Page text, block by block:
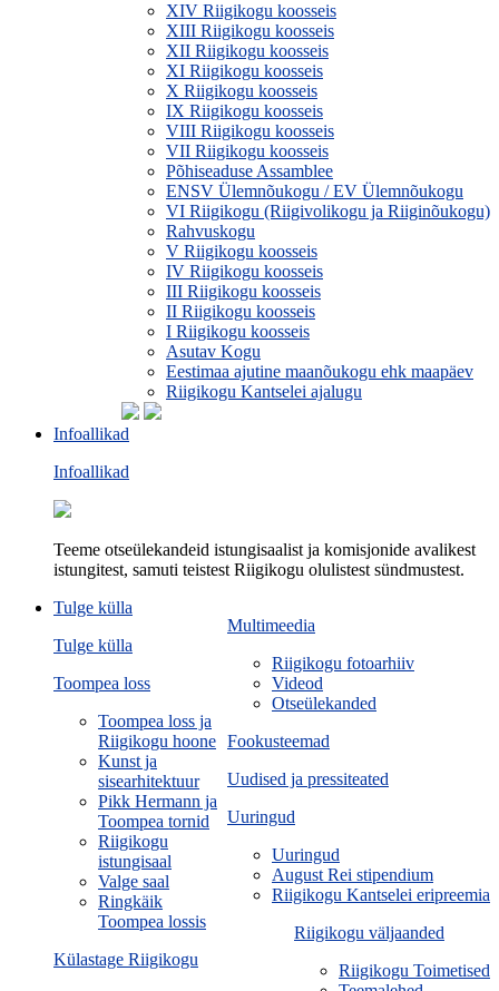
XIV Riigikogu koosseis
XIII Riigikogu koosseis
XII Riigikogu koosseis
XI Riigikogu koosseis
X Riigikogu koosseis
IX Riigikogu koosseis
VIII Riigikogu koosseis
VII Riigikogu koosseis
Põhiseaduse Assamblee
ENSV Ülemnõukogu / EV Ülemnõukogu
VI Riigikogu (Riigivolikogu ja Riiginõukogu)
Rahvuskogu
V Riigikogu koosseis
IV Riigikogu koosseis
III Riigikogu koosseis
II Riigikogu koosseis
I Riigikogu koosseis
Asutav Kogu
Eestimaa ajutine maanõukogu ehk maapäev
Riigikogu Kantselei ajalugu
Infoallikad
Infoallikad
Teeme otseülekandeid istungisaalist ja komisjonide avalikest
istungitest, samuti teistest Riigikogu olulistest sündmustest.
Multimeedia
Riigikogu fotoarhiiv
Videod
Otseülekanded
Fookusteemad
Uudised ja pressiteated
Uuringud
Uuringud
August Rei stipendium
Riigikogu Kantselei eripreemia
Riigikogu väljaanded
Riigikogu Toimetised
Tulge külla
Tulge külla
Toompea loss
Toompea loss ja
Riigikogu hoone
Kunst ja
sisearhitektuur
Pikk Hermann ja
Toompea tornid
Riigikogu
istungisaal
Valge saal
Ringkäik
Toompea lossis
Külastage Riigikogu